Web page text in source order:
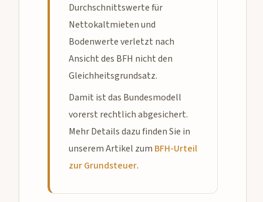
Durchschnittswerte für
Nettokaltmieten und
Bodenwerte verletzt nach
Ansicht des BFH nicht den
Gleichheitsgrundsatz.
Damit ist das Bundesmodell
vorerst rechtlich abgesichert.
Mehr Details dazu finden Sie in
unserem Artikel zum BFH-Urteil
zur Grundsteuer.